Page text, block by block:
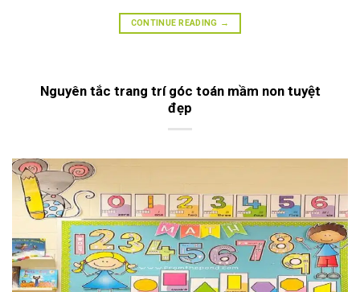
CONTINUE READING →
Nguyên tắc trang trí góc toán mầm non tuyệt
đẹp